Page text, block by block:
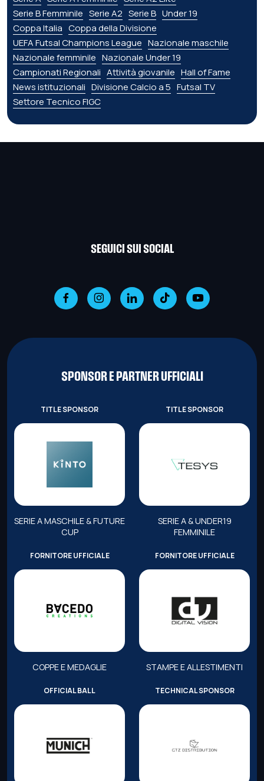
Serie B Femminile Serie A2 Serie B Under 19
Coppa Italia Coppa della Divisione
UEFA Futsal Champions League Nazionale maschile
Nazionale femminile Nazionale Under 19
Campionati Regionali Attività giovanile Hall of Fame
News istituzionali Divisione Calcio a 5 Futsal TV
Settore Tecnico FIGC
SEGUICI SUI SOCIAL
SPONSOR E PARTNER UFFICIALI
TITLE SPONSOR
SERIE A MASCHILE & FUTURE
CUP
TITLE SPONSOR
SERIE A & UNDER19
FEMMINILE
FORNITORE UFFICIALE
COPPE E MEDAGLIE
FORNITORE UFFICIALE
STAMPE E ALLESTIMENTI
OFFICIAL BALL TECHNICAL SPONSOR